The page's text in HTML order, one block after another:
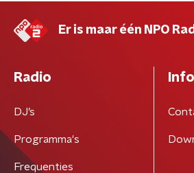
Er is maar één NPO
Radio
DJ’s
Programma's
Frequenties
Info